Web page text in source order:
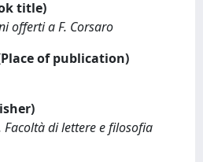
title)
offerti a F. Corsaro
of publication)
di lettere e filosofia